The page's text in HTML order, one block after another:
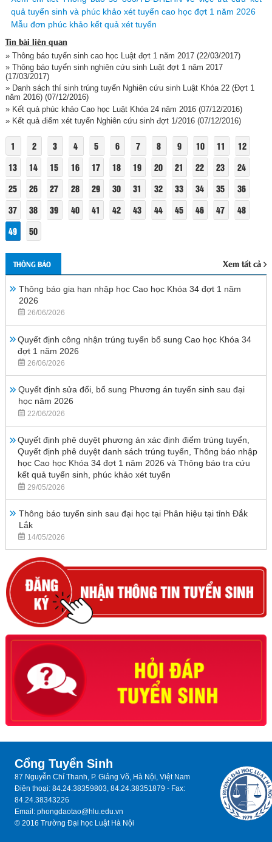
quả tuyển sinh và phúc khảo xét tuyển cao học đợt 1 năm 2026
Mẫu đơn phúc khảo kết quả xét tuyển
Tin bài liên quan
» Thông báo tuyển sinh cao học Luật đợt 1 năm 2017(22/03/2017)
» Thông báo tuyển sinh nghiên cứu sinh Luật đợt 1 năm 2017
(17/03/2017)
» Danh sách thí sinh trúng tuyển Nghiên cứu sinh Luật Khóa 22 (Đợt 1
năm 2016)(07/12/2016)
» Kết quả phúc khảo Cao học Luật Khóa 24 năm 2016(07/12/2016)
» Kết quả điểm xét tuyển Nghiên cứu sinh đợt 1/2016(07/12/2016)
1 2 3 4 5 6 7 8 9 10 11
12
13
14 15 16 17 18 19 20 21 22 23
24
25
26 27 28 29 30 31 32 33 34 35
36
37
38 39 40 41 42 43 44 45 46 47
48
49
50
THÔNG BÁO Xem tất cả
Thông báo gia hạn nhập học Cao học Khóa 34 đợt 1 năm
2026
26/06/2026
Quyết định công nhận trúng tuyển bổ sung Cao học Khóa 34
đợt 1 năm 2026
26/06/2026
Quyết định sửa đổi, bổ sung Phương án tuyển sinh sau đại
học năm 2026
22/06/2026
Quyết định phê duyệt phương án xác định điểm trúng tuyển,
Quyết định phê duyệt danh sách trúng tuyển, Thông báo nhập
học Cao học Khóa 34 đợt 1 năm 2026 và Thông báo tra cứu
kết quả tuyển sinh, phúc khảo xét tuyển
29/05/2026
Thông báo tuyển sinh sau đại học tại Phân hiệu tại tỉnh Đắk
Lắk
14/05/2026
Cổng Tuyển Sinh
87 Nguyễn Chí Thanh, P. Giảng Võ, Hà Nội, Việt Nam
Điện thoại: 84.24.38359803, 84.24.38351879 - Fax:
84.24.38343226
Email: phongdaotao@hlu.edu.vn
© 2016 Trường Đại học Luật Hà Nội